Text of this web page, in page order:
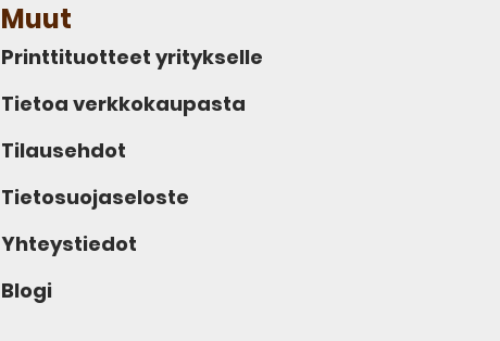
Muut
Printtituotteet yritykselle
Tietoa verkkokaupasta
Tilausehdot
Tietosuojaseloste
Yhteystiedot
Blogi